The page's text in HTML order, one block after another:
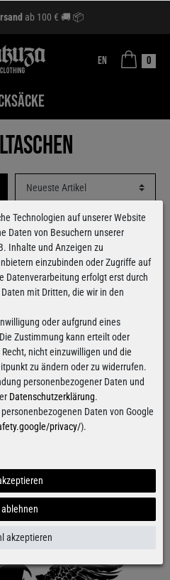
ab 100 € 🚚 📦
EN 0
Technologien auf unserer Website
Daten von Besuchern unserer
Inhalte und Anzeigen zu
einzubinden oder Zugriffe auf
Datenverarbeitung erfolgt erst durch
mit Dritten, die wir in den
oder aufgrund eines
Zustimmung kann erteilt oder
nicht einzuwilligen und die
zu ändern oder zu widerrufen.
personenbezogener Daten und
Datenschutzerklärung.
Daten von Google
privacy/).
akzeptieren